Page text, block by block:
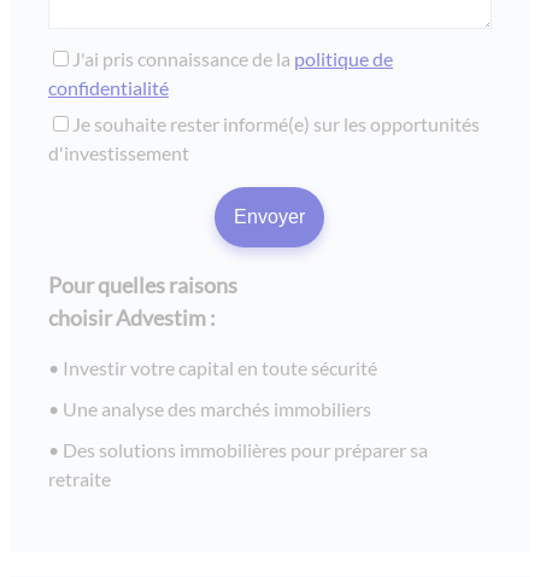
J'ai pris connaissance de la politique de
confidentialité
Je souhaite rester informé(e) sur les opportunités
d'investissement
Pour quelles raisons
choisir Advestim :
Investir votre capital en toute sécurité
Une analyse des marchés immobiliers
Des solutions immobilières pour préparer sa
retraite